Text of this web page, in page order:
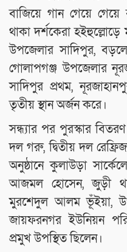
বাজিয়ে গান গেয়ে
থাকা দর্শকেরা
উপজেলার সাদিপুর,
গোলাপগঞ্জ উপজেলার
সাদিপুর প্রথম,
তৃতীয় স্থান অর্জন করে।
সন্ধ্যার পর পুরস্কার
দল গরু, দ্বিতীয় দল
অনুষ্ঠানে কুলাউড়া
আজমল হোসেন, জুড়ী
মুরশেদুল আলম ভূঁইয়া,
জায়ফরনগর ইউনিয়ন
প্রমুখ উপস্থিত ছিলেন।